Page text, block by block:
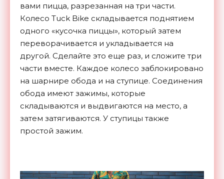
вами пицца, разрезанная на три части.
Колесо Tuck Bike складывается поднятием
одного «кусочка пиццы», который затем
переворачивается и укладывается на
другой. Сделайте это еще раз, и сложите три
части вместе. Каждое колесо заблокировано
на шарнире обода и на ступице. Соединения
обода имеют зажимы, которые
складываются и выдвигаются на место, а
затем затягиваются. У ступицы также
простой зажим.